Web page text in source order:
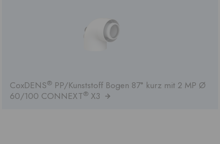
CoxDENS® PP/Kunststoff Bogen 87° kurz mit 2 MP Ø
60/100 CONNEXT® X3